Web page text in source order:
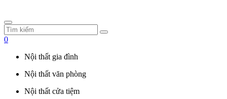
0
Nội thất gia đình
Nội thất văn phòng
Nội thất cửa tiệm